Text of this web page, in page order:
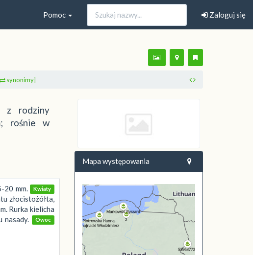
Zaloguj się
Pomoc
synonimy]
z rodziny
rośnie w
mm. Kwiaty
złocistożółta,
Rurka kielicha
Owoc
Mapa występowania